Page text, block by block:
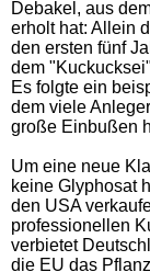
Debakel, aus
erholt hat: Allein
den ersten fünf
dem
Es folgte ein
dem viele
große Einbußen
Um eine neue
keine Glyphosat
den USA
professionellen
verbietet
die EU das